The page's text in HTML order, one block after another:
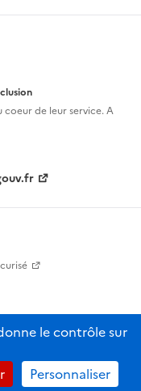
coeur de leur service. A
site sont sous licence
le contrôle sur
Personnaliser